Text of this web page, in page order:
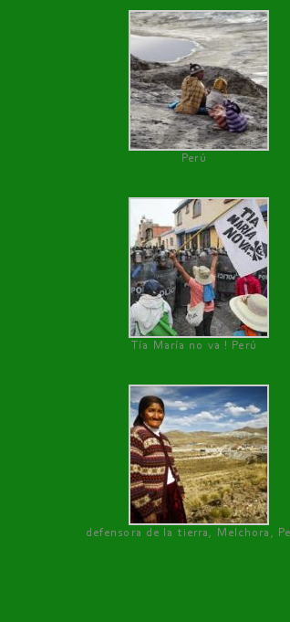
Perú
Tía María no va ! Perú
defensora de la tierra, Melchora,